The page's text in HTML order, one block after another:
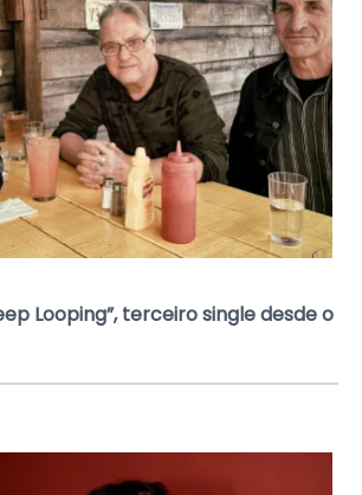
Looping”, terceiro single desde o